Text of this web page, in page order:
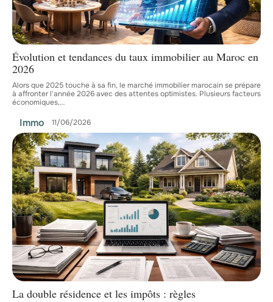
Évolution et tendances du taux immobilier au Maroc en
2026
Alors que 2025 touche à sa fin, le marché immobilier marocain se prépare
à affronter l'année 2026 avec des attentes optimistes. Plusieurs facteurs
économiques,…
Immo 11/06/2026
La double résidence et les impôts : règles